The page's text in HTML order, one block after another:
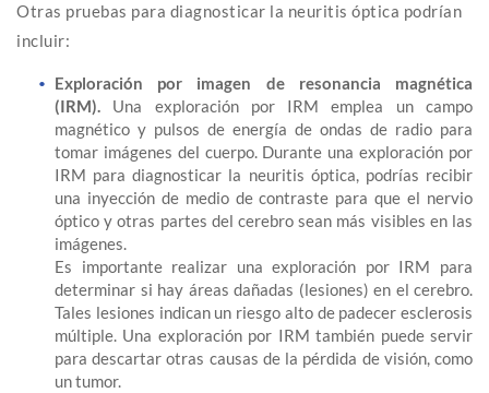
Otras pruebas para diagnosticar la neuritis óptica podrían
incluir:
Exploración por imagen de resonancia magnética
(IRM). Una exploración por IRM emplea un campo
magnético y pulsos de energía de ondas de radio para
tomar imágenes del cuerpo. Durante una exploración por
IRM para diagnosticar la neuritis óptica, podrías recibir
una inyección de medio de contraste para que el nervio
óptico y otras partes del cerebro sean más visibles en las
imágenes.
Es importante realizar una exploración por IRM para
determinar si hay áreas dañadas (lesiones) en el cerebro.
Tales lesiones indican un riesgo alto de padecer esclerosis
múltiple. Una exploración por IRM también puede servir
para descartar otras causas de la pérdida de visión, como
un tumor.